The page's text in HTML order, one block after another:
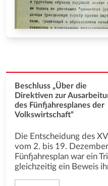
Beschluss „Über die
Direktiven zur
des Fünfjahresplanes der
Volkswirtschaft“
Die Entscheidung des
vom 2. bis 19.
Fünfjahresplan war ein
gleichzeitig ein Beweis